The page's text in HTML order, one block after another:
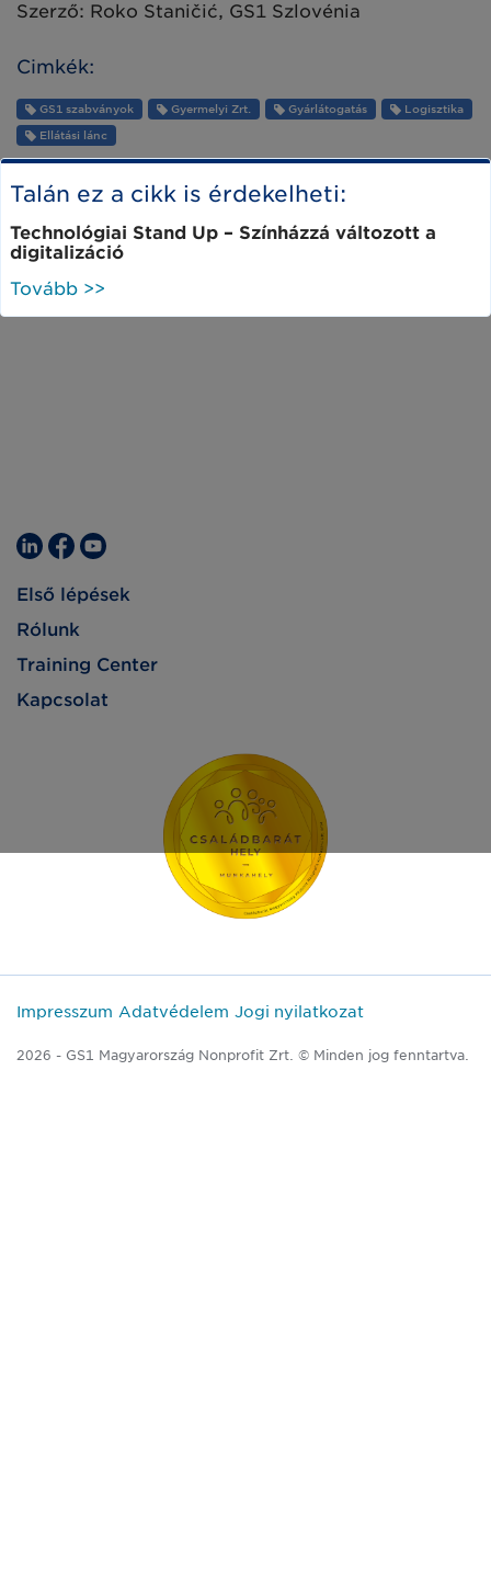
Szerző: Roko Staničić, GS1 Szlovénia
Cimkék:
GS1 szabványok Gyermelyi Zrt. Gyárlátogatás
Logisztika
Ellátási lánc
Talán ez a cikk is érdekelheti:
Technológiai Stand Up – Színházzá változott a
digitalizáció
Tovább >>
Első lépések
Rólunk
Training Center
Kapcsolat
Impresszum Adatvédelem Jogi nyilatkozat
2026 - GS1 Magyarország Nonprofit Zrt. © Minden jog fenntartva.